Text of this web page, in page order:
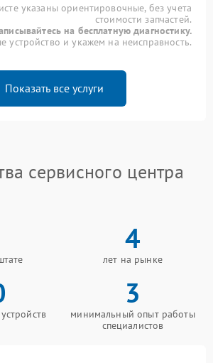
указаны ориентировочные, без учета
стоимости запчастей.
на бесплатную диагностику.
и укажем на неисправность.
Показать все услуги
сервисного центра
4
лет на рынке
3
минимальный опыт работы
специалистов